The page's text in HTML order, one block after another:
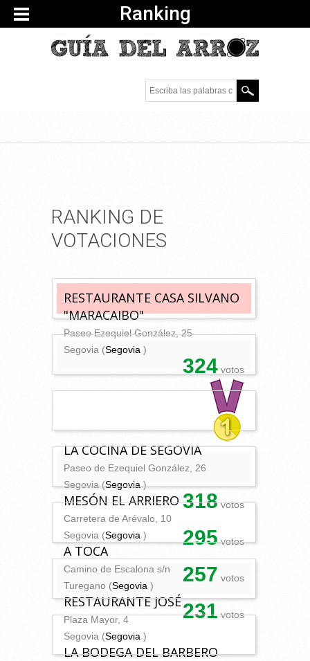
Ranking
Escriba las palabras
clave.
RANKING DE
VOTACIONES
RESTAURANTE CASA SILVANO
"MARACAIBO"
Paseo Ezequiel González, 25
Segovia (Segovia )
324 votos
LA COCINA DE SEGOVIA
Paseo de Ezequiel González, 26
Segovia (Segovia )
318votos
MESÓN EL ARRIERO
Carretera de Arévalo, 10
Segovia (Segovia ) 295votos
A TOCA
Camino de Escalona s/n
Turegano (Segovia ) 257 votos
RESTAURANTE JOSÉ
Plaza Mayor, 4
Segovia (Segovia )
231votos
LA BODEGA DEL BARBERO